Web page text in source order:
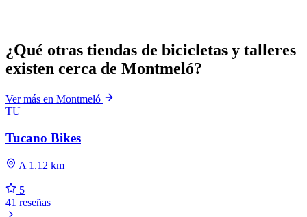
¿Qué otras tiendas de bicicletas y talleres
existen cerca de Montmeló?
Ver más en Montmeló
TU
Tucano Bikes
A 1.12 km
5
41 reseñas